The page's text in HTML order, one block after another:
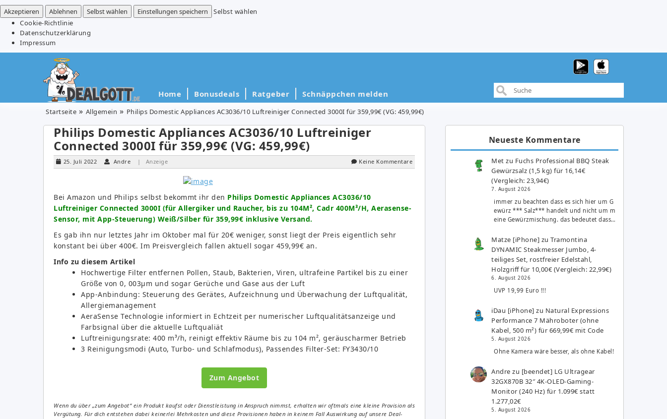
Akzeptieren
Ablehnen Selbst wählen Einstellungen speichern
Selbst wählen
Cookie-Richtlinie
Datenschutzerklärung
Impressum
Home Bonusdeals Ratgeber Schnäppchen melden
Startseite Allgemein Philips Domestic Appliances AC3036/10 Luftreiniger Connected 3000I für 359,99€ (VG: 459,99€)
Philips Domestic Appliances AC3036/10 Luftreiniger
Connected 3000I für 359,99€ (VG: 459,99€)
25. Juli 2022 Andre | Anzeige Keine Kommentare
Bei Amazon und Philips selbst bekommt ihr den Philips Domestic Appliances AC3036/10
Luftreiniger Connected 3000I (für Allergiker und Raucher, bis zu 104M², Cadr 400M³/H, Aerasense-
Sensor, mit App-Steuerung) Weiß/Silber für 359,99€ inklusive Versand.
Es gab ihn nur letztes Jahr im Oktober mal für 20€ weniger, sonst liegt der Preis eigentlich sehr
konstant bei über 400€. Im Preisvergleich fallen aktuell sogar 459,99€ an.
Info zu diesem Artikel
Hochwertige Filter entfernen Pollen, Staub, Bakterien, Viren, ultrafeine Partikel bis zu einer
Größe von 0, 003µm und sogar Gerüche und Gase aus der Luft
App-Anbindung: Steuerung des Gerätes, Aufzeichnung und Überwachung der Luftqualität,
Allergiemanagement
AeraSense Technologie informiert in Echtzeit per numerischer Luftqualitätsanzeige und
Farbsignal über die aktuelle Luftqualiät
Luftreinigungsrate: 400 m³/h, reinigt effektiv Räume bis zu 104 m², geräuscharmer Betrieb
3 Reinigungsmodi (Auto, Turbo- und Schlafmodus), Passendes Filter-Set: FY3430/10
Zum Angebot
Wenn du über „zum Angebot“ ein Produkt kaufst oder Dienstleistung in Anspruch nimmst, erhalten wir oftmals eine kleine Provision als
Vergütung. Für dich entstehen dabei keinerlei Mehrkosten und diese Provisionen haben in keinem Fall Auswirkung auf unsere Deal-
Neueste Kommentare
Met zu Fuchs Professional BBQ Steak
Gewürzsalz (1,5 kg) für 16,14€
(Vergleich: 23,94€)
7. August 2026
immer zu beachten dass es sich hier um G
ewürz *** Salz*** handelt und nicht um m
eine Gewürzmischung. das bedeutet dass…
Matze [iPhone] zuTramontina
DYNAMIC Steakmesser Jumbo, 4-
teiliges Set, rostfreier Edelstahl,
Holzgriff für 10,00€ (Vergleich: 22,99€)
6. August 2026
UVP 19,99 Euro !!!
iDau [iPhone] zu Natural Expressions
Performance 7 Mähroboter (ohne
Kabel, 500 m²) für 669,99€ mit Code
5. August 2026
Ohne Kamera wäre besser, als ohne Kabel!
Andre zu [beendet] LG Ultragear
32GX870B 32″ 4K-OLED-Gaming-
Monitor (240 Hz) für 1.099€ statt
1.277,02€
5. August 2026